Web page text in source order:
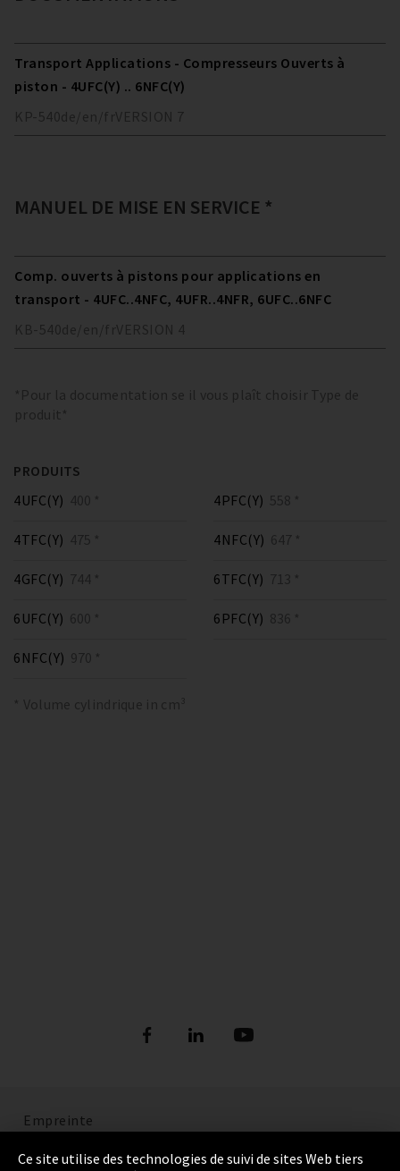
Transport Applications - Compresseurs Ouverts à
piston - 4UFC(Y) .. 6NFC(Y)
KP-540de/en/fr VERSION 7
MANUEL DE MISE EN SERVICE *
Comp. ouverts à pistons pour applications en
transport - 4UFC..4NFC, 4UFR..4NFR, 6UFC..6NFC
KB-540de/en/fr VERSION 4
*Pour la documentation se il vous plaît choisir Type de
produit*
PRODUITS
4UFC(Y) 400 *
4TFC(Y) 475 *
4PFC(Y) 558 *
4NFC(Y) 647 *
4GFC(Y) 744 *
6UFC(Y) 600 *
6TFC(Y) 713 *
6PFC(Y) 836 *
6NFC(Y) 970 *
* Volume cylindrique in cm³
Empreinte
Politique de confidentialité
Ce site utilise des technologies de suivi de sites Web tiers